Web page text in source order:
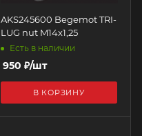
AKS245600 Begemot TRI-
LUG nut M14x1,25
Есть в наличии
950 ₽/шт
В КОРЗИНУ